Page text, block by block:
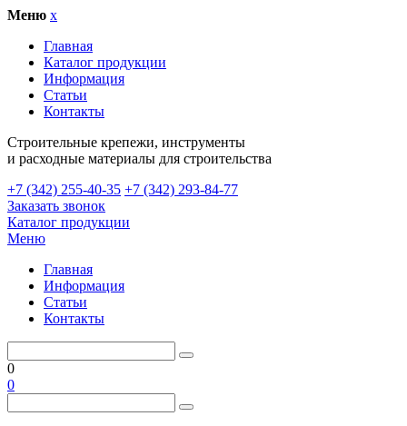
Меню x
Главная
Каталог продукции
Информация
Статьи
Контакты
Cтроительные крепежи, инструменты
и расходные материалы для строительства
+7 (342) 255-40-35 +7 (342) 293-84-77
Заказать звонок
Каталог продукции
Меню
Главная
Информация
Статьи
Контакты
0
0